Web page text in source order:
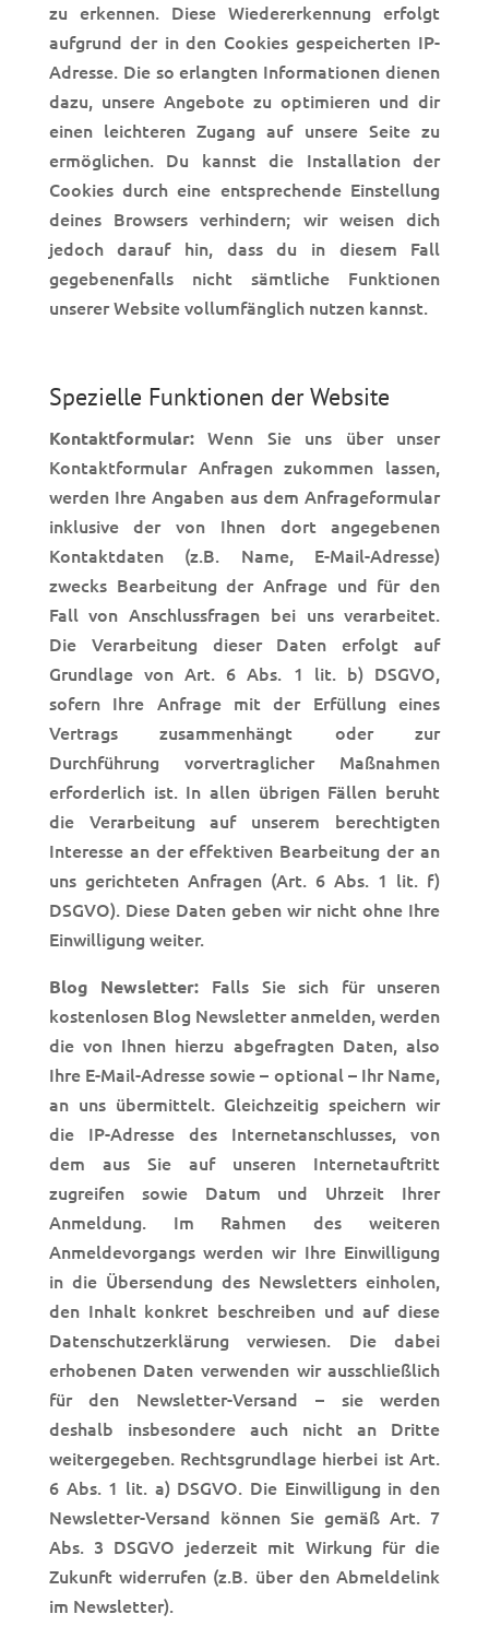
zu erkennen. Diese Wiedererkennung erfolgt
aufgrund der in den Cookies gespeicherten IP-
Adresse. Die so erlangten Informationen dienen
dazu, unsere Angebote zu optimieren und dir
einen leichteren Zugang auf unsere Seite zu
ermöglichen. Du kannst die Installation der
Cookies durch eine entsprechende Einstellung
deines Browsers verhindern; wir weisen dich
jedoch darauf hin, dass du in diesem Fall
gegebenenfalls nicht sämtliche Funktionen
unserer Website vollumfänglich nutzen kannst.
Spezielle Funktionen der Website
Kontaktformular:Wenn Sie uns über unser
Kontaktformular Anfragen zukommen lassen,
werden Ihre Angaben aus dem Anfrageformular
inklusive der von Ihnen dort angegebenen
Kontaktdaten (z.B. Name, E-Mail-Adresse)
zwecks Bearbeitung der Anfrage und für den
Fall von Anschlussfragen bei uns verarbeitet.
Die Verarbeitung dieser Daten erfolgt auf
Grundlage von Art. 6 Abs. 1 lit. b) DSGVO,
sofern Ihre Anfrage mit der Erfüllung eines
Vertrags zusammenhängt oder zur
Durchführung vorvertraglicher Maßnahmen
erforderlich ist. In allen übrigen Fällen beruht
die Verarbeitung auf unserem berechtigten
Interesse an der effektiven Bearbeitung der an
uns gerichteten Anfragen (Art. 6 Abs. 1 lit. f)
DSGVO). Diese Daten geben wir nicht ohne Ihre
Einwilligung weiter.
Blog Newsletter: Falls Sie sich für unseren
kostenlosen Blog Newsletter anmelden, werden
die von Ihnen hierzu abgefragten Daten, also
Ihre E-Mail-Adresse sowie– optional – Ihr Name,
an uns übermittelt. Gleichzeitig speichern wir
die IP-Adresse des Internetanschlusses, von
dem aus Sie auf unseren Internetauftritt
zugreifen sowie Datum und Uhrzeit Ihrer
Anmeldung. Im Rahmen des weiteren
Anmeldevorgangs werden wir Ihre Einwilligung
in die Übersendung des Newsletters einholen,
den Inhalt konkret beschreiben und auf diese
Datenschutzerklärung verwiesen. Die dabei
erhobenen Daten verwenden wir ausschließlich
für den Newsletter-Versand – sie werden
deshalb insbesondere auch nicht an Dritte
weitergegeben. Rechtsgrundlage hierbei ist Art.
6 Abs. 1 lit. a) DSGVO. Die Einwilligung in den
Newsletter-Versand können Sie gemäß Art. 7
Abs. 3 DSGVO jederzeit mit Wirkung für die
Zukunft widerrufen (z.B. über den Abmeldelink
im Newsletter).